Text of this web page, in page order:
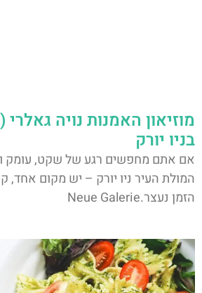
בניו יורק
אם אתם מחפשים רגע של שקט, עומק
המולת העיר ניו יורק – יש מקום אחד,
הזמן נעצר.Neue Galerie